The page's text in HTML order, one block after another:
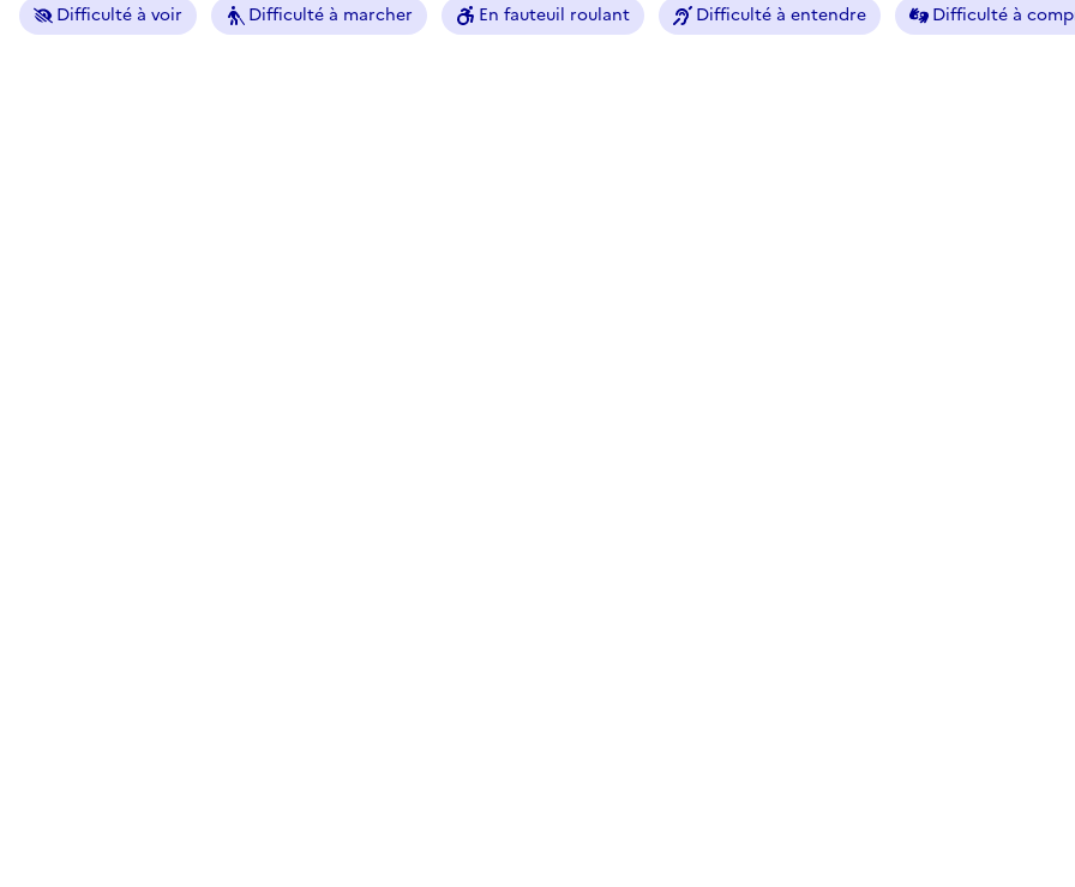
Difficulté à voir Difficulté à marcher En fauteuil roulant Difficulté à entendre Difficulté à